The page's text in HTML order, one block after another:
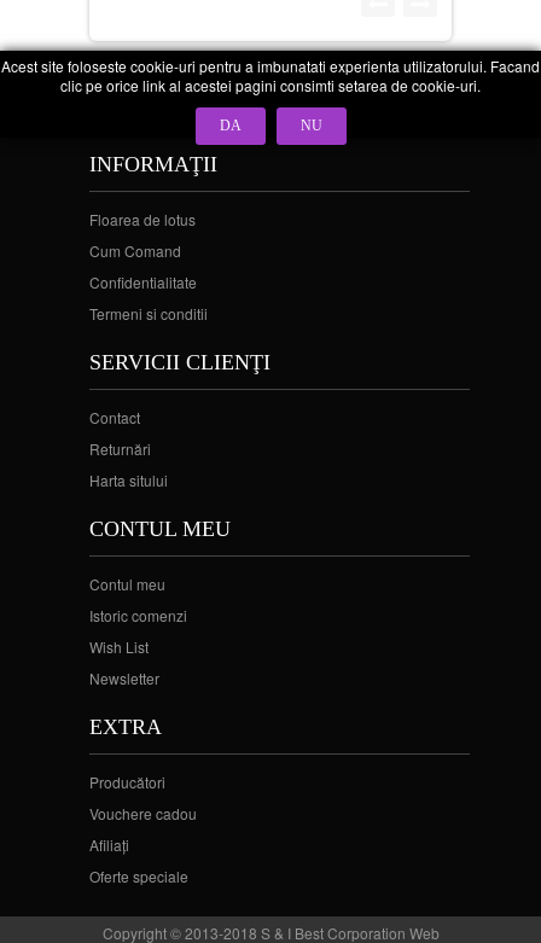
INFORMAŢII
Floarea de lotus
Cum Comand
Confidentialitate
Termeni si conditii
SERVICII CLIENŢI
Contact
Returnări
Harta sitului
CONTUL MEU
Contul meu
Istoric comenzi
Wish List
Newsletter
EXTRA
Producători
Vouchere cadou
Afiliaţi
Oferte speciale
Copyright © 2013-2018 S & I Best Corporation Web
Acest site foloseste cookie-uri pentru a imbunatati experienta utilizatorului. Facand
clic pe orice link al acestei pagini consimti setarea de cookie-uri.
DA NU